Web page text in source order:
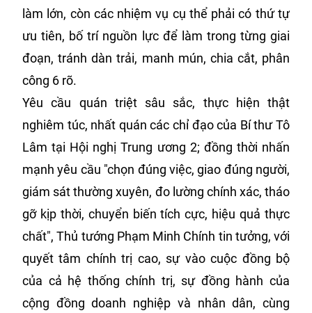
làm lớn, còn các nhiệm vụ cụ thể phải có thứ tự
ưu tiên, bố trí nguồn lực để làm trong từng giai
đoạn, tránh dàn trải, manh mún, chia cắt, phân
công 6 rõ.
Yêu cầu quán triệt sâu sắc, thực hiện thật
nghiêm túc, nhất quán các chỉ đạo của Bí thư Tô
Lâm tại Hội nghị Trung ương 2; đồng thời nhấn
mạnh yêu cầu "chọn đúng việc, giao đúng người,
giám sát thường xuyên, đo lường chính xác, tháo
gỡ kịp thời, chuyển biến tích cực, hiệu quả thực
chất", Thủ tướng Phạm Minh Chính tin tưởng, với
quyết tâm chính trị cao, sự vào cuộc đồng bộ
của cả hệ thống chính trị, sự đồng hành của
cộng đồng doanh nghiệp và nhân dân, cùng